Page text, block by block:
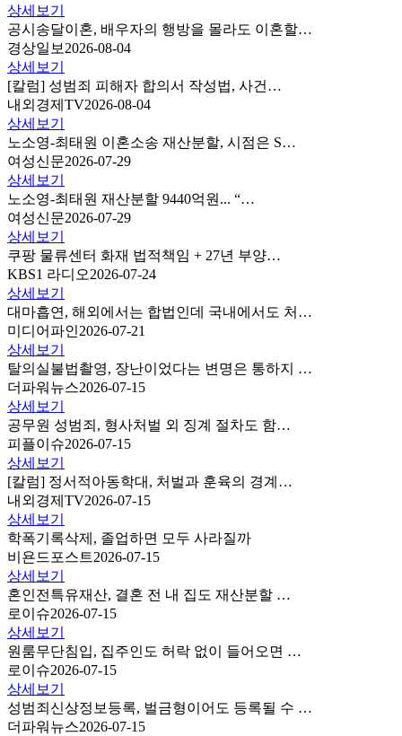
상세보기
공시송달이혼, 배우자의 행방을 몰라도 이혼할…
경상일보 2026-08-04
상세보기
[칼럼] 성범죄 피해자 합의서 작성법, 사건…
내외경제TV2026-08-04
상세보기
노소영-최태원 이혼소송 재산분할, 시점은 S…
여성신문2026-07-29
상세보기
노소영-최태원 재산분할 9440억원... “…
여성신문2026-07-29
상세보기
쿠팡 물류센터 화재 법적책임 + 27년 부양…
KBS1 라디오2026-07-24
상세보기
대마흡연, 해외에서는 합법인데 국내에서도 처…
미디어파인2026-07-21
상세보기
탈의실불법촬영, 장난이었다는 변명은 통하지 …
더파워뉴스2026-07-15
상세보기
공무원 성범죄, 형사처벌 외 징계 절차도 함…
피플이슈2026-07-15
상세보기
[칼럼] 정서적아동학대, 처벌과 훈육의 경계…
내외경제TV2026-07-15
상세보기
학폭기록삭제, 졸업하면 모두 사라질까
비욘드포스트2026-07-15
상세보기
혼인전특유재산, 결혼 전 내 집도 재산분할 …
로이슈2026-07-15
상세보기
원룸무단침입, 집주인도 허락 없이 들어오면 …
로이슈2026-07-15
상세보기
성범죄신상정보등록, 벌금형이어도 등록될 수 …
더파워뉴스2026-07-15